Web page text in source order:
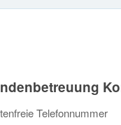
Telefonnummer